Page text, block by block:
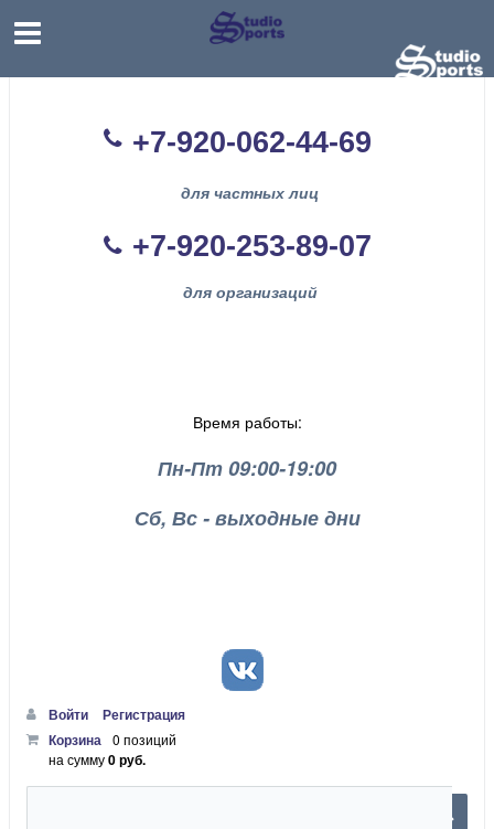
+7-920-062-44-69
для частных лиц
+7-920-253-89-07
для организаций
Время работы:
Пн-Пт 09:00-19:00
Сб, Вс - выходные дни
Войти
Регистрация
Корзина 0 позиций
на сумму0 руб.